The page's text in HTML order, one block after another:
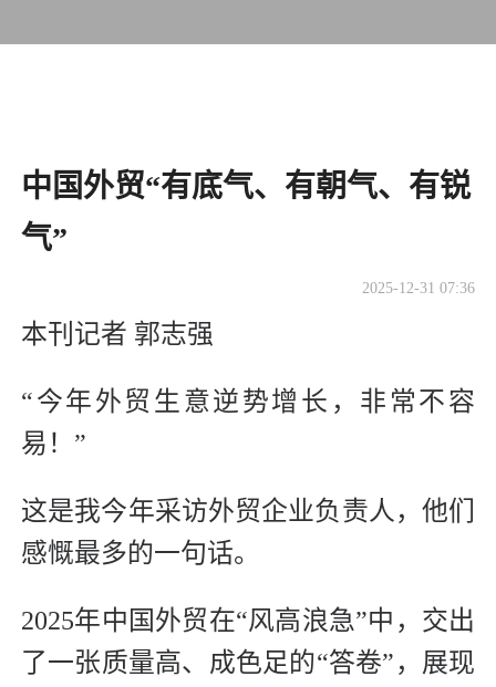
​中国外贸“有底气、有朝气、有锐
气”
2025-12-31 07:36
本刊记者 郭志强
“今年外贸生意逆势增长，非常不容
易！”
这是我今年采访外贸企业负责人，他们
感慨最多的一句话。
2025年中国外贸在“风高浪急”中，交出
了一张质量高、成色足的“答卷”，展现